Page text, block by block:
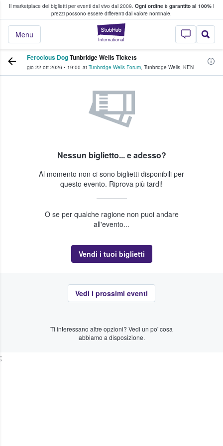
Il marketplace dei biglietti per eventi dal vivo dal 2009. Ogni ordine è garantito al 100%I
prezzi possono essere differenti dal valore nominale.
StubHub - Dove
Menu
fan comprano e vendono biglietti
Ferocious DogTunbridge Wells Tickets
gio 22 ott 2026 • 19:00 at Tunbridge Wells Forum, Tunbridge Wells, KEN
Nessun biglietto... e adesso?
Al momento non ci sono biglietti disponibili per
questo evento. Riprova più tardi!
O se per qualche ragione non puoi andare
all'evento...
Vendi i tuoi biglietti
Vedi i prossimi eventi
Ti interessano altre opzioni? Vedi un po' cosa
abbiamo a disposizione.
;